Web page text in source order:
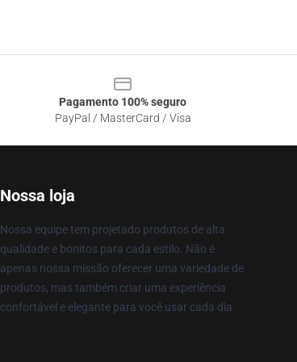
Pagamento 100% seguro
PayPal / MasterCard / Visa
Nossa loja
Nossa equipe tem projetado produtos de alta
qualidade e bonitos para cada estilo. Não é
apenas nossa missão oferecer uma variedade de
produtos, mas também criar uma experiência
confortável e elegante para você usar cada dia.